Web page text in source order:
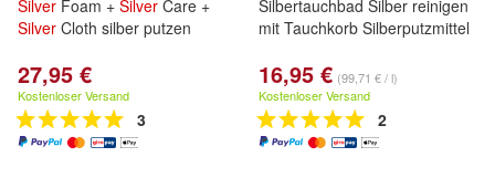
Silver Foam + Silver Care +
Silver Cloth silber putzen
27,95 €
Kostenloser Versand
3
Silbertauchbad Silber reinigen
mit Tauchkorb Silberputzmittel
16,95 € (99,71 € / l)
Kostenloser Versand
2